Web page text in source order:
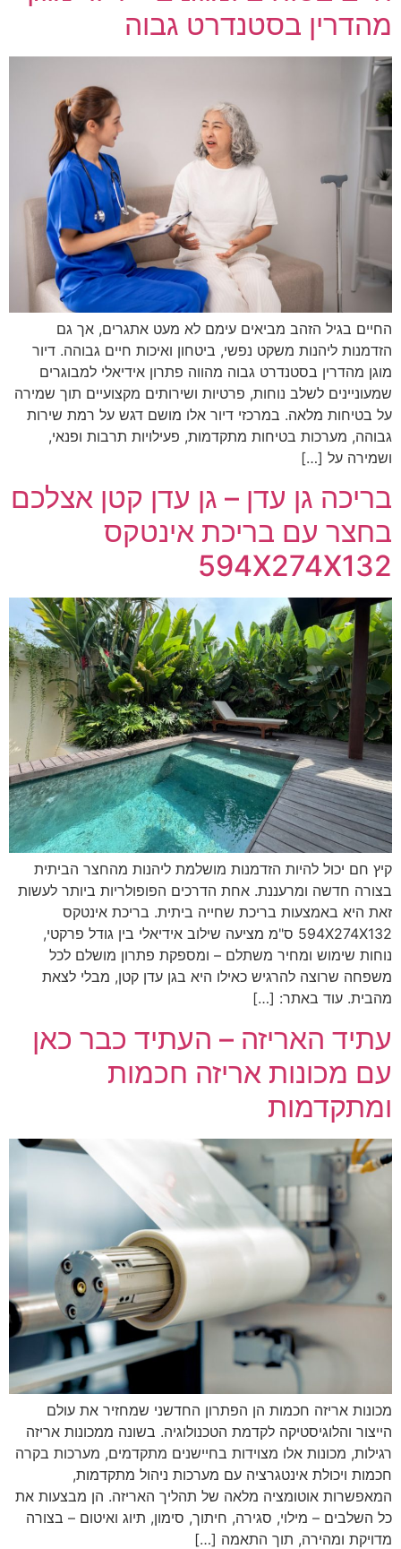
מהדרין בסטנדרט גבוה
החיים בגיל הזהב מביאים עימם לא מעט אתגרים, אך גם
הזדמנות ליהנות משקט נפשי, ביטחון ואיכות חיים גבוהה. דיור
מוגן מהדרין בסטנדרט גבוה מהווה פתרון אידיאלי למבוגרים
שמעוניינים לשלב נוחות, פרטיות ושירותים מקצועיים תוך שמירה
על בטיחות מלאה. במרכזי דיור אלו מושם דגש על רמת שירות
גבוהה, מערכות בטיחות מתקדמות, פעילויות תרבות ופנאי,
ושמירה על […]
בריכה גן עדן – גן עדן קטן אצלכם
בחצר עם בריכת אינטקס
594X274X132
קיץ חם יכול להיות הזדמנות מושלמת ליהנות מהחצר הביתית
בצורה חדשה ומרעננת. אחת הדרכים הפופולריות ביותר לעשות
זאת היא באמצעות בריכת שחייה ביתית. בריכת אינטקס
594X274X132 ס"מ מציעה שילוב אידיאלי בין גודל פרקטי,
נוחות שימוש ומחיר משתלם – ומספקת פתרון מושלם לכל
משפחה שרוצה להרגיש כאילו היא בגן עדן קטן, מבלי לצאת
מהבית. עוד באתר: […]
עתיד האריזה – העתיד כבר כאן
עם מכונות אריזה חכמות
ומתקדמות
מכונות אריזה חכמות הן הפתרון החדשני שמחזיר את עולם
הייצור והלוגיסטיקה לקדמת הטכנולוגיה. בשונה ממכונות אריזה
רגילות, מכונות אלו מצוידות בחיישנים מתקדמים, מערכות בקרה
חכמות ויכולת אינטגרציה עם מערכות ניהול מתקדמות,
המאפשרות אוטומציה מלאה של תהליך האריזה. הן מבצעות את
כל השלבים – מילוי, סגירה, חיתוך, סימון, תיוג ואיטום – בצורה
מדויקת ומהירה, תוך התאמה […]